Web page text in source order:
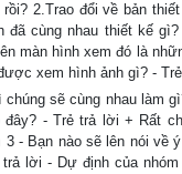
2.Trao đổi về bản
đã cùng nhau thiết kế
màn hình xem đó là
xem hình ảnh gì? -
chúng sẽ cùng nhau làm
đây? - Trẻ trả lời + Rất
3 - Bạn nào sẽ lên nói về
lời - Dự định của